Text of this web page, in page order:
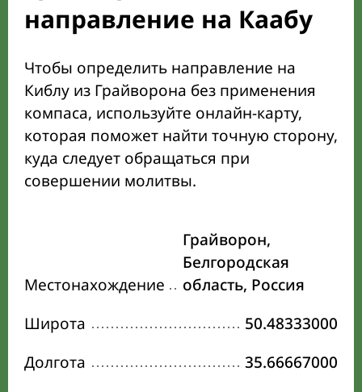
направление на Каабу
Чтобы определить направление на
Киблу из Грайворона без применения
компаса, используйте онлайн-карту,
которая поможет найти точную сторону,
куда следует обращаться при
совершении молитвы.
Местонахождение
Грайворон,
Белгородская
область, Россия
Широта
50.48333000
Долгота
35.66667000